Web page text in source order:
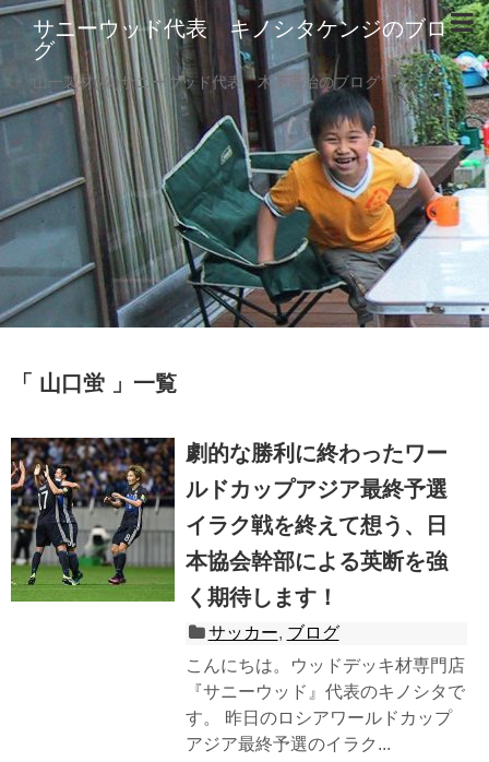
サニーウッド代表 キノシタケンジのブロ
グ
山一製材(株)サニーウッド代表 木下憲治のブログです。
山口蛍 一覧
劇的な勝利に終わったワー
ルドカップアジア最終予選
イラク戦を終えて想う、日
本協会幹部による英断を強
く期待します！
サッカー, ブログ
こんにちは。ウッドデッキ材専門店
『サニーウッド』代表のキノシタで
す。 昨日のロシアワールドカップ
アジア最終予選のイラク...